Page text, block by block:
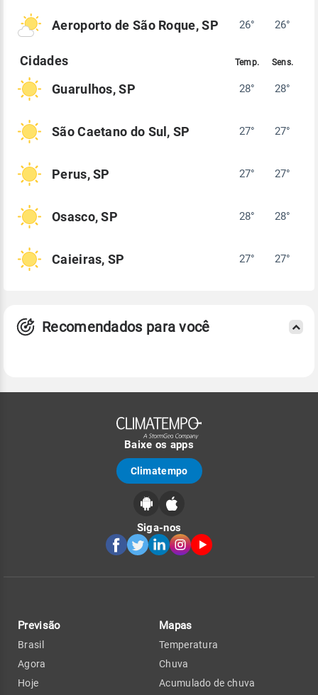
Aeroporto de São Roque, SP 26° 26°
Guarulhos, SP 28° 28°
São Caetano do Sul, SP 27° 27°
Perus, SP 27° 27°
Osasco, SP 28° 28°
Caieiras, SP 27° 27°
Recomendados para você
Baixe os apps
Climatempo
Siga-nos
Previsão
Brasil
Agora
Hoje
Mapas
Temperatura
Chuva
Acumulado de chuva